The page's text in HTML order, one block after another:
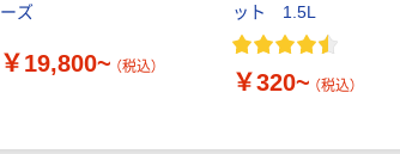
ーズ
￥19,800~ （税込）
ット 1.5L
￥320~ （税込）